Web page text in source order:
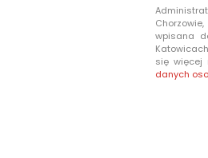
wpisana
się więcej
danych